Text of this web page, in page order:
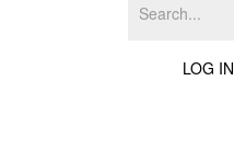
LOG IN